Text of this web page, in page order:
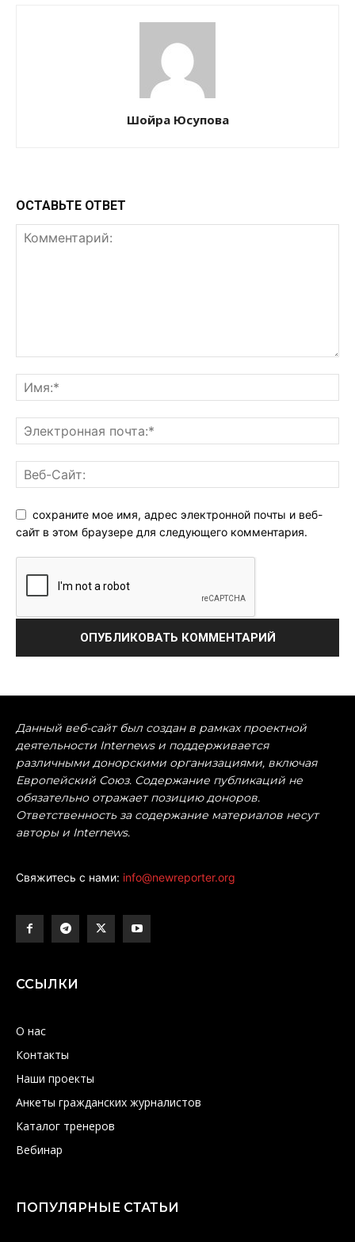
Шойра Юсупова
ОСТАВЬТЕ ОТВЕТ
сохраните мое имя, адрес электронной почты и веб-
сайт в этом браузере для следующего комментария.
Данный веб-сайт был создан в рамках проектной
деятельности Internews и поддерживается
различными донорскими организациями, включая
Европейский Союз. Содержание публикаций не
обязательно отражает позицию доноров.
Ответственность за содержание материалов несут
авторы и Internews.
Свяжитесь с нами: info@newreporter.org
ССЫЛКИ
О нас
Контакты
Наши проекты
Анкеты гражданских журналистов
Каталог тренеров
Вебинар
ПОПУЛЯРНЫЕ СТАТЬИ